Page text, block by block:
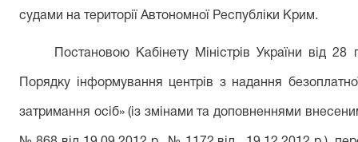
судами на території Автономної Республіки Крим.
Постановою Кабінету Міністрів України від
Порядку інформування центрів з надання
затримання осіб» (із змінами та доповненнями